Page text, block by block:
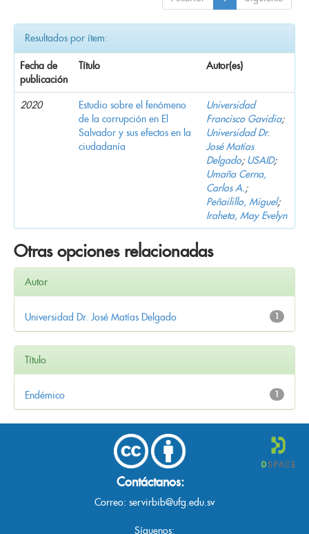
Resultados por ítem:
Fecha de
publicación
Título Autor(es)
2020
Estudio sobre el fenómeno
de la corrupción en El
Salvador y sus efectos en la
ciudadanía
Universidad
Francisco Gavidia;
Universidad Dr.
José Matías
Delgado; USAID;
Umaña Cerna,
Carlos A.;
Peñailillo, Miguel;
Iraheta, May Evelyn
Otras opciones relacionadas
Autor
1
Universidad Dr. José Matías Delgado
Título
1
Endémico
Contáctanos:
Correo: servirbib@ufg.edu.sv
Síguenos: